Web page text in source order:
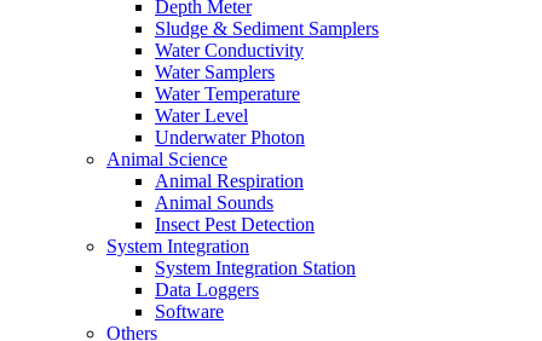
Depth Meter
Sludge & Sediment Samplers
Water Conductivity
Water Samplers
Water Temperature
Water Level
Underwater Photon
Animal Science
Animal Respiration
Animal Sounds
Insect Pest Detection
System Integration
System Integration Station
Data Loggers
Software
Others